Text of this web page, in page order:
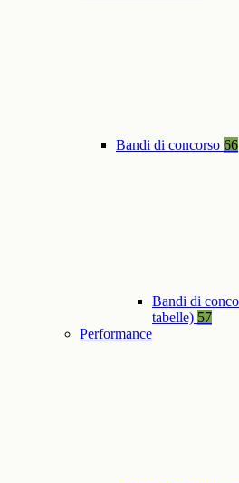
Bandi di concorso 66
Bandi di
tabelle) 57
Performance